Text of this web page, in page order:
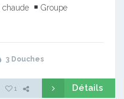
chaude
Groupe
3 Douches
1 Détails